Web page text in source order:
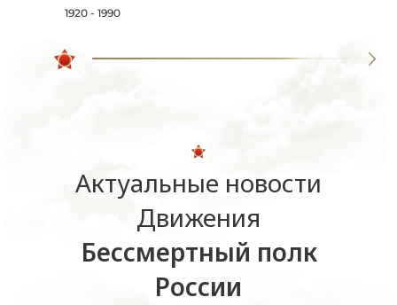
1920 - 1990
Актуальные новости
Движения
Бессмертный полк
России